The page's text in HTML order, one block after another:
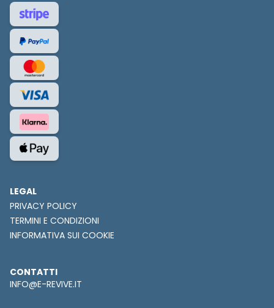
LEGAL
PRIVACY POLICY
TERMINI E CONDIZIONI
INFORMATIVA SUI COOKIE
CONTATTI
INFO@E-REVIVE.IT